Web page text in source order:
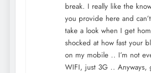
break. I really like the
you provide here and
take a look when I get
shocked at how fast your
on my mobile .. I’m not
WIFI, just 3G .. Anyways,